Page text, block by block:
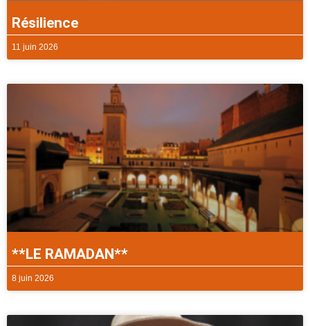
Résilience
11 juin 2026
**LE RAMADAN**
8 juin 2026